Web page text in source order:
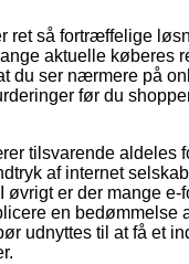
ret så fortræffelige
aktuelle køberes
du ser nærmere på
før du
tilsvarende aldeles
af internet
øvrigt er der mange e-
en bedømmelse
udnyttes til at få et